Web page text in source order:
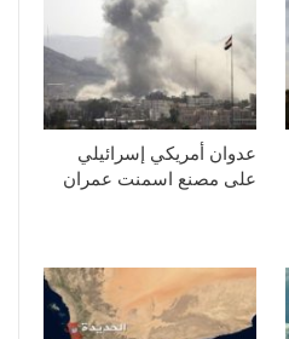
عدوان أمريكي إسرائيلي
على مصنع اسمنت عمران